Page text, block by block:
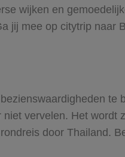
wijken en
jij mee op citytrip naar
te
vervelen. Het wordt
door Thailand.